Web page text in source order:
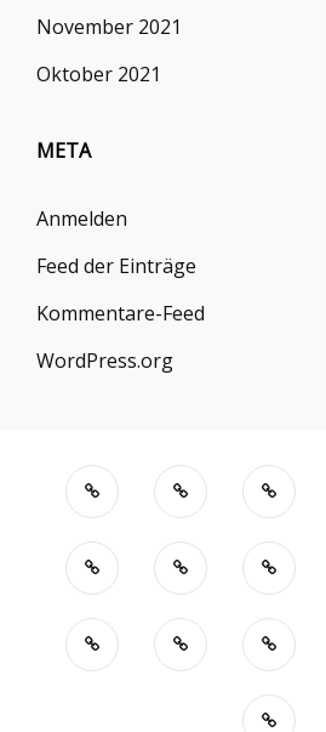
November 2021
Oktober 2021
META
Anmelden
Feed der Einträge
Kommentare-Feed
WordPress.org